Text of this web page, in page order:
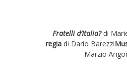
Fratelli d’Italia?di
regia di Dario Barezzi
Marzio